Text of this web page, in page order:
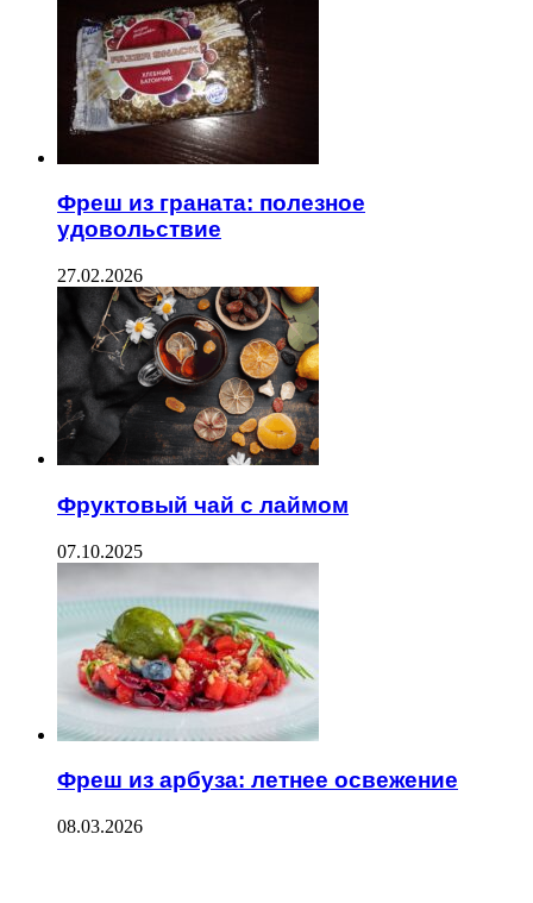
Фреш из граната: полезное
удовольствие
27.02.2026
Фруктовый чай с лаймом
07.10.2025
Фреш из арбуза: летнее освежение
08.03.2026